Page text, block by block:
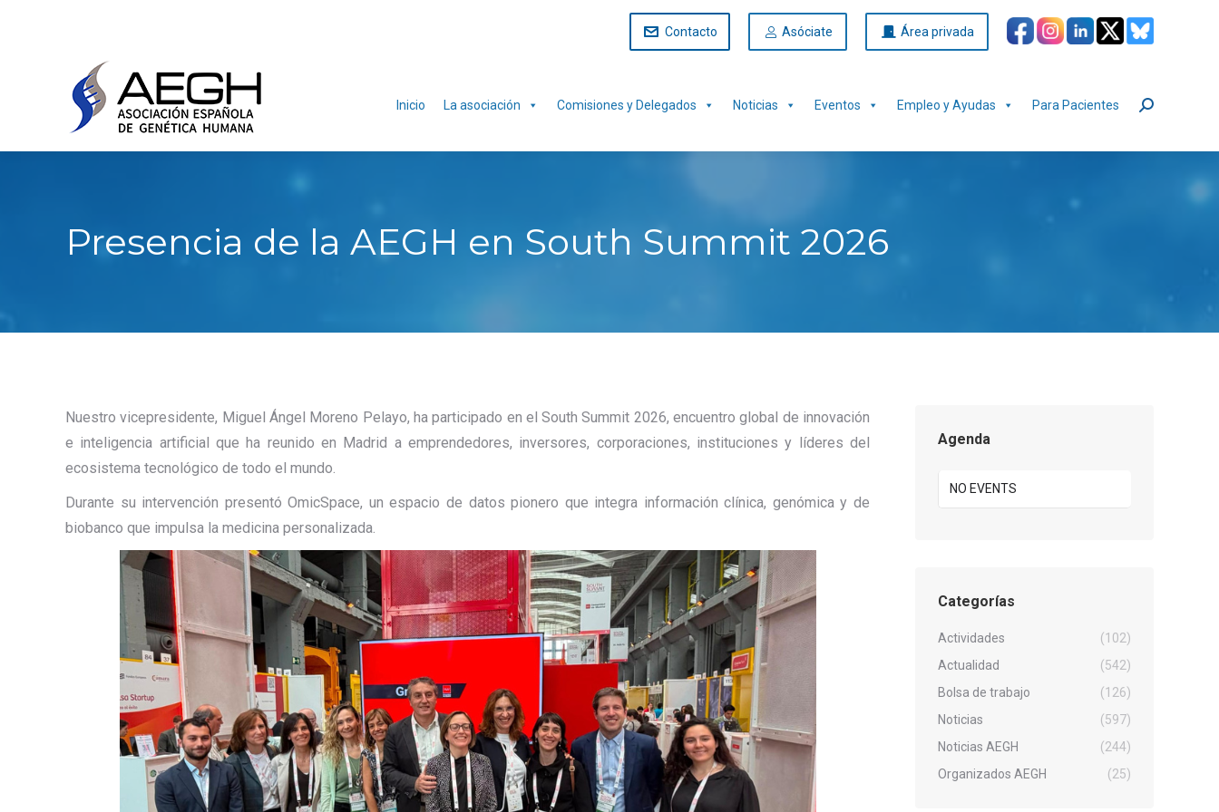
Contacto Asóciate Área privada
Inicio La asociación Comisiones y Delegados Noticias Eventos Empleo y Ayudas Para Pacientes Buscar:
Presencia de la AEGH en South Summit 2026
Nuestro vicepresidente, Miguel Ángel Moreno Pelayo, ha participado en el South Summit 2026, encuentro global de innovación
e inteligencia artificial que ha reunido en Madrid a emprendedores, inversores, corporaciones, instituciones y líderes del
ecosistema tecnológico de todo el mundo.
Durante su intervención presentó OmicSpace, un espacio de datos pionero que integra información clínica, genómica y de
biobanco que impulsa la medicina personalizada.
Agenda
NO EVENTS
Categorías
Actividades
(102)
Actualidad
(542)
Bolsa de trabajo
(126)
Noticias
(597)
Noticias AEGH
(244)
Organizados AEGH
(25)